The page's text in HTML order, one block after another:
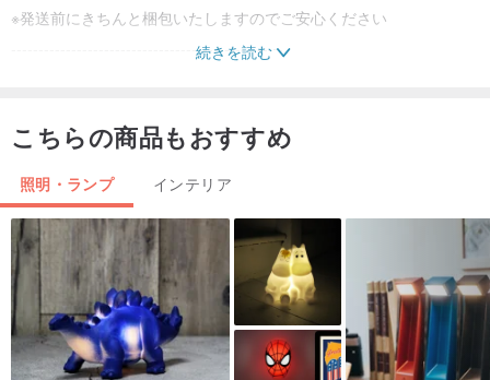
※発送前にきちんと梱包いたしますのでご安心ください
------------------------------------------------ -
製品を受け取るまで待たずに, 価格, 製品の色の違い, 製品機能があ
品を必要とします.これは大きなトラブルであり、お互いに時間の無
駄です!
もう一度お願いします!ありがとう!
続きを読む
こちらの商品もおすすめ
照明・ランプ インテリア